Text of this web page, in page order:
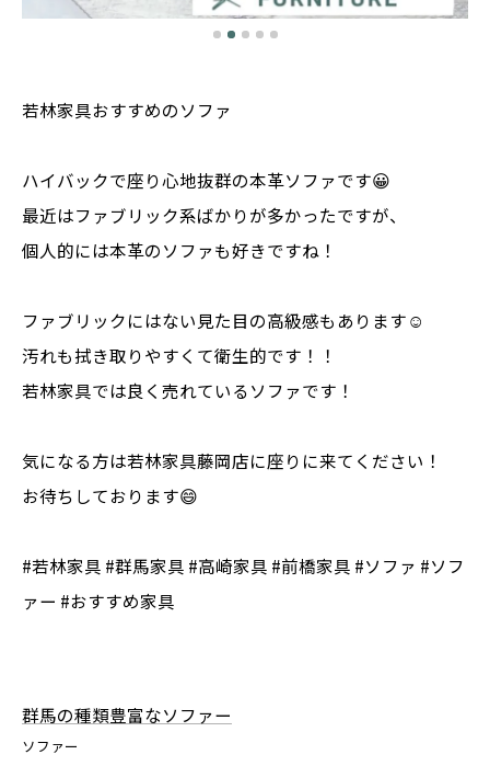
若林家具おすすめのソファ
ハイバックで座り心地抜群の本革ソファです😀
最近はファブリック系ばかりが多かったですが、
個人的には本革のソファも好きですね！
ファブリックにはない見た目の高級感もあります☺️
汚れも拭き取りやすくて衛生的です！！
若林家具では良く売れているソファです！
気になる方は若林家具藤岡店に座りに来てください！
お待ちしております😄
#若林家具 #群馬家具 #高崎家具 #前橋家具 #ソファ #ソフ
ァー #おすすめ家具
群馬の種類豊富なソファー
ソファー